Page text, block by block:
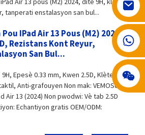
008617602075192
IPad Air 13 Pous (M2) 2024,
Rezistans Kont Reyur,
San Bul...
Epesè 0.33 mm, Kwen 2.5D, Klète HD
Anti-grafouyen Non mak: VEMOSUN
Air 13 (2024) Non pwodwi: Vè tab 2.5D
Echantiyon gratis OEM/ODM: